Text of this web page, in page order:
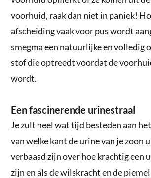
voorhuid, raak dan niet in paniek!
afscheiding vaak voor pus wordt
smegma een natuurlijke en volledig
stof die optreedt voordat de
wordt.
Een fascinerende urinestraal
Je zult heel wat tijd besteden aan
van welke kant de urine van je zoon
verbaasd zijn over hoe krachtig een
zijn en als de wilskracht en de